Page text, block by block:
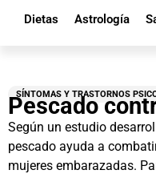
Dietas Astrología
SÍNTOMAS Y TRASTORNOS
Pescado
Según un estudio
pescado ayuda a
mujeres embarazadas.